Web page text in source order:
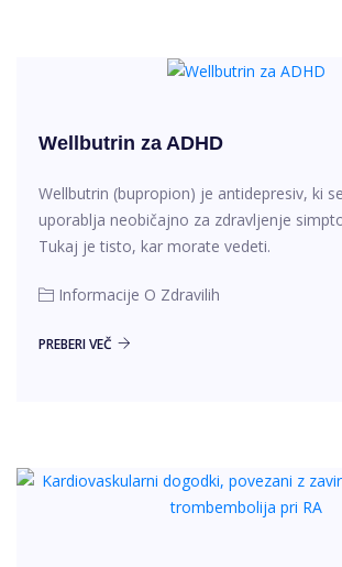
Wellbutrin za ADHD
Wellbutrin (bupropion) je antidepresiv, ki
uporablja neobičajno za zdravljenje
Tukaj je tisto, kar morate vedeti.
Informacije O Zdravilih
PREBERI VEČ